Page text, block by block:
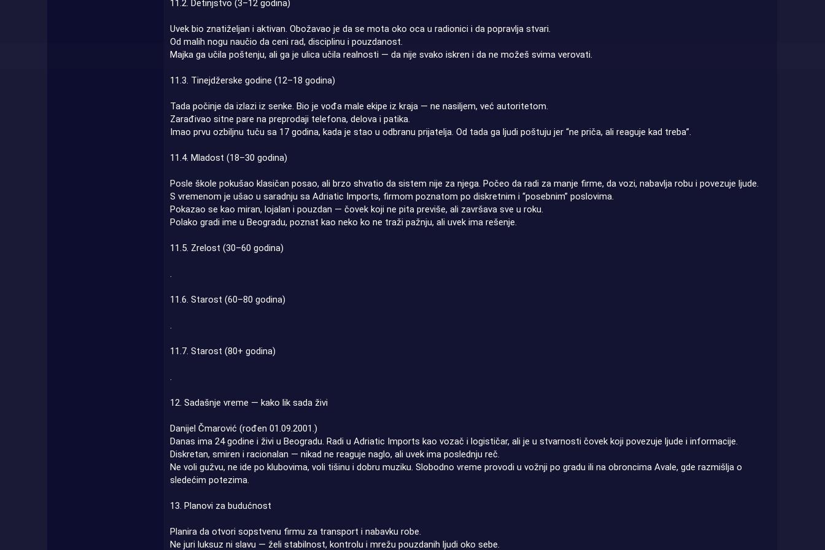
11.2. Detinjstvo (3–12 godina)
Uvek bio znatiželjan i aktivan. Obožavao je da se mota oko oca u radionici i da popravlja stvari.
Od malih nogu naučio da ceni rad, disciplinu i pouzdanost.
Majka ga učila poštenju, ali ga je ulica učila realnosti — da nije svako iskren i da ne možeš svima verovati.
11.3. Tinejdžerske godine (12–18 godina)
Tada počinje da izlazi iz senke. Bio je vođa male ekipe iz kraja — ne nasiljem, već autoritetom.
Zarađivao sitne pare na preprodaji telefona, delova i patika.
Imao prvu ozbiljnu tuču sa 17 godina, kada je stao u odbranu prijatelja. Od tada ga ljudi poštuju jer “ne priča, ali reaguje kad treba”.
11.4. Mladost (18–30 godina)
Posle škole pokušao klasičan posao, ali brzo shvatio da sistem nije za njega. Počeo da radi za manje firme, da vozi, nabavlja robu i povezuje ljude.
S vremenom je ušao u saradnju sa Adriatic Imports, firmom poznatom po diskretnim i “posebnim” poslovima.
Pokazao se kao miran, lojalan i pouzdan — čovek koji ne pita previše, ali završava sve u roku.
Polako gradi ime u Beogradu, poznat kao neko ko ne traži pažnju, ali uvek ima rešenje.
11.5. Zrelost (30–60 godina)
.
11.6. Starost (60–80 godina)
.
11.7. Starost (80+ godina)
.
12. Sadašnje vreme — kako lik sada živi
Danijel Čmarović (rođen 01.09.2001.)
Danas ima 24 godine i živi u Beogradu. Radi u Adriatic Imports kao vozač i logističar, ali je u stvarnosti čovek koji povezuje ljude i informacije.
Diskretan, smiren i racionalan — nikad ne reaguje naglo, ali uvek ima poslednju reč.
Ne voli gužvu, ne ide po klubovima, voli tišinu i dobru muziku. Slobodno vreme provodi u vožnji po gradu ili na obroncima Avale, gde razmišlja o
sledećim potezima.
13. Planovi za budućnost
Planira da otvori sopstvenu firmu za transport i nabavku robe.
Ne juri luksuz ni slavu — želi stabilnost, kontrolu i mrežu pouzdanih ljudi oko sebe.